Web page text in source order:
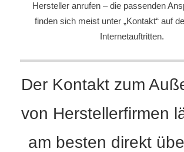
Hersteller anrufen – die passenden
finden sich meist unter „Kontakt“ auf
Internetauftritten.
Der Kontakt zum
von Herstellerfirmen
am besten direkt